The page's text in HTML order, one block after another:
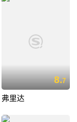
8.7
弗里达